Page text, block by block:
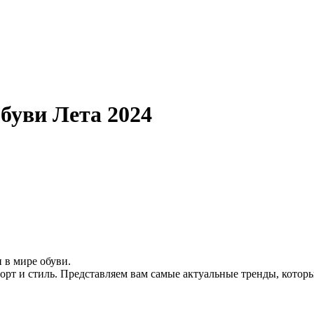
Лета 2024
в мире обуви.
и стиль. Представляем вам самые актуальные тренды,